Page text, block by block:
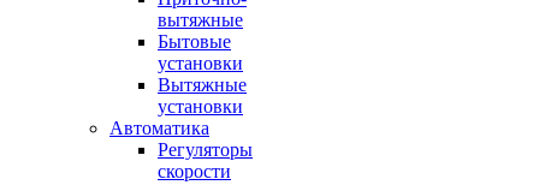
вытяжные
Бытовые
установки
Вытяжные
установки
Автоматика
Регуляторы
скорости